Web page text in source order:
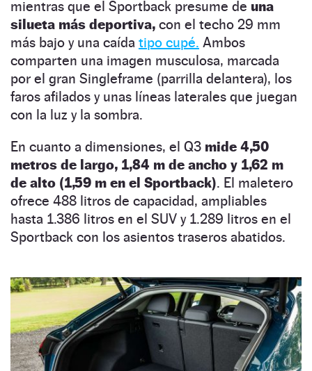
mientras que el Sportback presume de una
silueta más deportiva, con el techo 29 mm
más bajo y una caída tipo cupé. Ambos
comparten una imagen musculosa, marcada
por el gran Singleframe (parrilla delantera), los
faros afilados y unas líneas laterales que juegan
con la luz y la sombra.
En cuanto a dimensiones, el Q3 mide 4,50
metros de largo, 1,84 m de ancho y 1,62 m
de alto (1,59 m en el Sportback). El maletero
ofrece 488 litros de capacidad, ampliables
hasta 1.386 litros en el SUV y 1.289 litros en el
Sportback con los asientos traseros abatidos.